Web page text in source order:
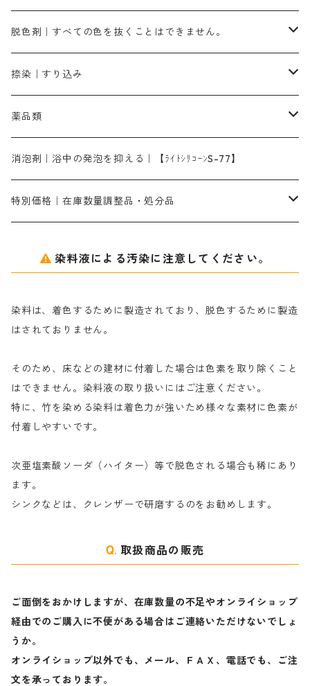
染料一覧ー500g入り
1kg
ピンクMB｜ピンク色
ローズMB｜鮮やかなピンク色）
スカイブルーMG｜緑みの空色
ターキスブルーHNG｜緑みの空色
ブラックMG（青みの黒色）
ネオホワイトR
片羽刷毛
洋型紙9番手｜中薄口｜約54cm×110cm
伸子
型洗いブラシ
芒硝｜綿・麻の染色に使用する。
アゾリン200％｜綿・麻・絹・羊毛・ナイロンの染色
レオニールEHC｜反応染料用
染料の浸透剤
ソルバライトS-70｜各種繊維の浸し染めに使用可能
染料の定着向上剤
ライトフィックスAコンク｜綿・麻もしくは直接染料で染めた素材
シルクフィックス３A｜絹の染料定着向上剤
アルカリ剤｜反応染料用
ソーダ灰
染料溶解剤
セレナゾールPDN｜各種染料の染料溶解剤
ネオポールB－300｜反応染料のソーピング剤
仕上げ剤｜柔軟・平滑剤
白場汚染防止剤
カルボキシメチルセルロース（CMC）
海藻系
たんぱく質系
化学糊（PVA）
防腐剤｜アルカリ性
脱色剤｜すべての色を抜くことはできません。
脱色剤
全体脱色｜ハイドロサルファイトコンク
部分脱色｜デグロリンSコンク
脱色助剤｜浸透・複色抑制剤
メイプロガムNP｜にじみ防止剤
アミラヂンD｜浸透・複色抑制剤
捺染｜すり込み
染料溶解剤｜染料の均一な浸透・吸着を補助する
捺染糊
メイプロガムNP（綿・麻・絹用｜直接・酸性・含金染料用）
白場汚染防止剤｜ソーピング剤｜水洗する際の再汚染防止剤
薬品類
ア行
カ行
ナ行
ハ行
マ行
消泡剤｜浴中の発泡を抑える｜【ﾗｲﾄｼﾘｺｰﾝS-77】
特別価格｜在庫数量調整品・処分品
粉末顔料
綿・麻を染める染料
絹・羊毛を染める染料
染料液による汚染に注意してください。
染料は、着色するために製造されており、脱色するために製造
はされておりません。
そのため、床などの建材に付着した場合は色素を取り除くこと
はできません。染料液の取り扱いにはご注意ください。
特に、竹を染める染料は着色力が強いため様々な素材に色素が
付着しやすいです。
次亜塩素酸ソーダ（ハイター）等で脱色される場合も稀にあり
ます。
シンクなどは、クレンザーで研磨するのをお勧めします。
取扱商品の販売
ご面倒をおかけしますが、在庫数量の不足やオンライショップ
経由でのご購入に不便がある場合はご連絡いただけないでしょ
うか。
オンライショップ以外でも、メール、ＦＡＸ、電話でも、ご注
文を承っております。